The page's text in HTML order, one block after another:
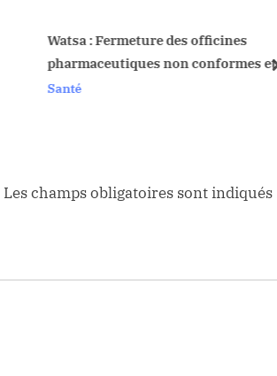
Watsa : Fermeture des officines
pharmaceutiques non conformes et
restriction de la vente de certains
Santé
Les champs obligatoires sont indiqués